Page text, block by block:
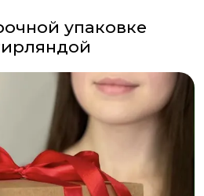
упаковке